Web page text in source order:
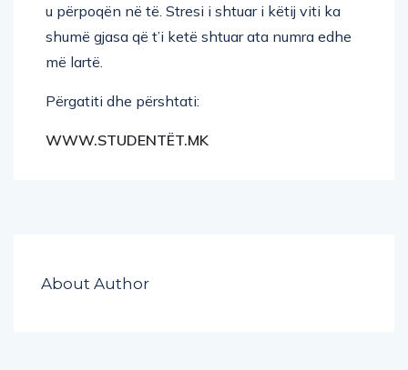
u përpoqën në të. Stresi i shtuar i këtij viti ka
shumë gjasa që t’i ketë shtuar ata numra edhe
më lartë.
Përgatiti dhe përshtati:
WWW.STUDENTËT.MK
About Author